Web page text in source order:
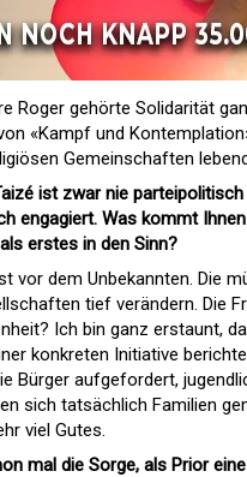
Roger gehörte Solidarität
«Kampf und
Gemeinschaften
ist zwar nie
engagiert. Was kommt
erstes in den Sinn?
vor dem Unbekannten. Die
tief verändern. Die
Ich bin ganz erstaunt,
konkreten Initiative
Bürger aufgefordert,
sich tatsächlich Familien
viel Gutes.
mal die Sorge, als Prior